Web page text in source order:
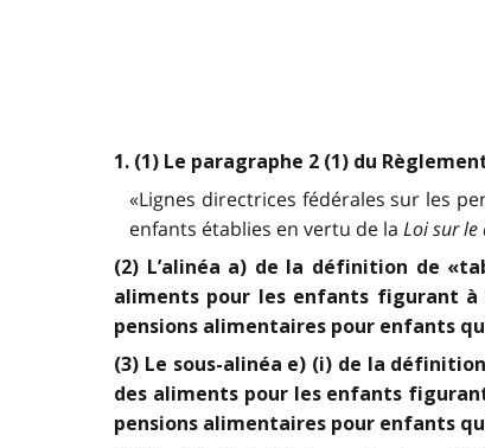
1. (1) Le paragraphe 2 (1) du
«Lignes directrices fédérales sur les
enfants établies en vertu de la Loi sur le
(2) L’alinéa a) de la définition de
aliments pour les enfants figurant à
pensions alimentaires pour enfants
(3) Le sous-alinéa e) (i) de la
des aliments pour les enfants
pensions alimentaires pour enfants